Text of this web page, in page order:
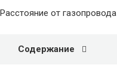
Расстояние от газопровода
Содержание